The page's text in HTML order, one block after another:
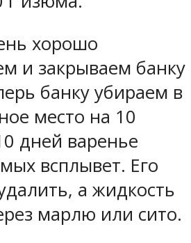
хорошо
и закрываем банку
банку убираем в
место на 10
дней варенье
всплывет. Его
а жидкость
марлю или сито.